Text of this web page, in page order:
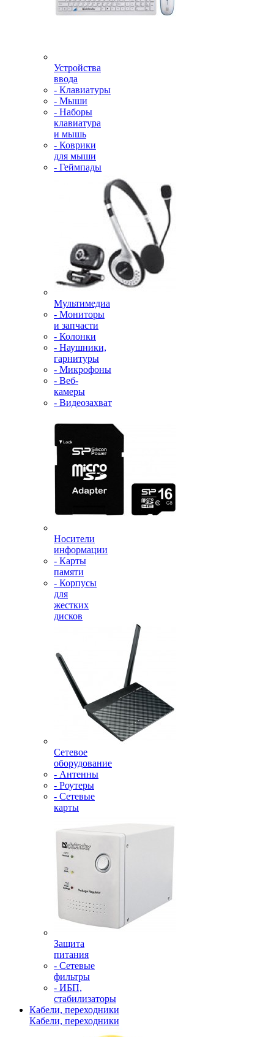
Устройства
ввода
- Клавиатуры
- Мыши
- Наборы
клавиатура
и мышь
- Коврики
для мыши
- Геймпады
Мультимедиа
- Мониторы
и запчасти
- Колонки
- Наушники,
гарнитуры
- Микрофоны
- Веб-
камеры
- Видеозахват
Носители
информации
- Карты
памяти
- Корпусы
для
жестких
дисков
Сетевое
оборудование
- Антенны
- Роутеры
- Сетевые
карты
Защита
питания
- Сетевые
фильтры
- ИБП,
стабилизаторы
Кабели, переходники
Кабели, переходники